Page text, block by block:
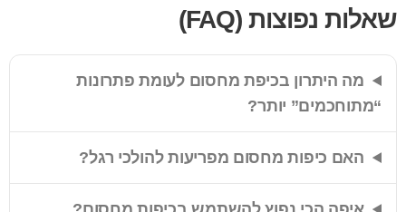
שאלות נפוצות (FAQ)
מה היתרון בכיפת מחסום לעומת פתרונות
“מתוחכמים” יותר?
האם כיפות מחסום מפריעות להולכי רגל?